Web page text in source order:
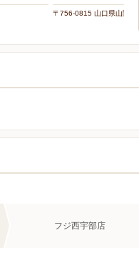
〒756-0815 山口県山陽小
フジ西宇部店